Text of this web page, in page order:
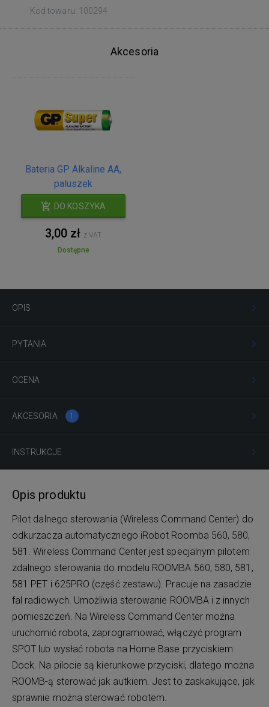
Kod towaru: 100294
Akcesoria
Bateria GP Alkaline AA,
paluszek
DO KOSZYKA
3,00 zł z VAT
Dostępne
OPIS
PYTANIA
OCENA
AKCESORIA 1
INSTRUKCJE
Opis produktu
Pilot dalnego sterowania (Wireless Command Center) do
odkurzacza automatycznego iRobot Roomba 560, 580,
581. Wireless Command Center jest specjalnym pilotem
zdalnego sterowania do modelu ROOMBA 560, 580, 581,
581 PET i 625PRO (część zestawu). Pracuje na zasadzie
fal radiowych. Umożliwia sterowanie ROOMBA i z innych
pomieszczeń. Na Wireless Command Center można
uruchomić robota, zaprogramować, włączyć program
SPOT lub wysłać robota na Home Base przyciskiem
Dock. Na pilocie są kierunkowe przyciski, dlatego można
ROOMB-ą sterować jak autkiem. Jest to zaskakujące, jak
sprawnie można sterować robotem.